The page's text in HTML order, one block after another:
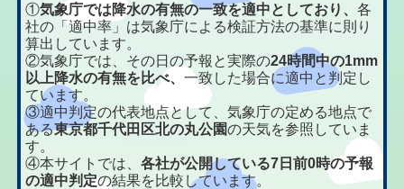
①気象庁では降水の有無の一致を適中としており、各
社の「適中率」は気象庁による検証方法の基準に則り
算出しています。
②気象庁では、その日の予報と実際の24時間中の1mm
以上降水の有無を比べ、一致した場合に適中と判定し
ています。
③適中判定の代表地点として、気象庁の定める地点で
ある東京都千代田区北の丸公園の天気を参照していま
す。
④本サイトでは、各社が公開している7日前0時の予報
の適中判定の結果を比較しています。